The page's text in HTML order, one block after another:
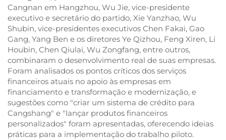
Cangnan em Hangzhou, Wu Jie, vice-presidente
executivo e secretário do partido, Xie Yanzhao, Wu
Shubin, vice-presidentes executivos Chen Fakai, Gao
Gang, Yang Ben e os diretores Ye Qizhou, Feng Xiren, Li
Houbin, Chen Qiulai, Wu Zongfang, entre outros,
combinaram o desenvolvimento real de suas empresas.
Foram analisados os pontos críticos dos serviços
financeiros atuais no apoio às empresas em
financiamento e transformação e modernização, e
sugestões como "criar um sistema de crédito para
Cangshang" e "lançar produtos financeiros
personalizados" foram apresentadas, oferecendo ideias
práticas para a implementação do trabalho piloto.